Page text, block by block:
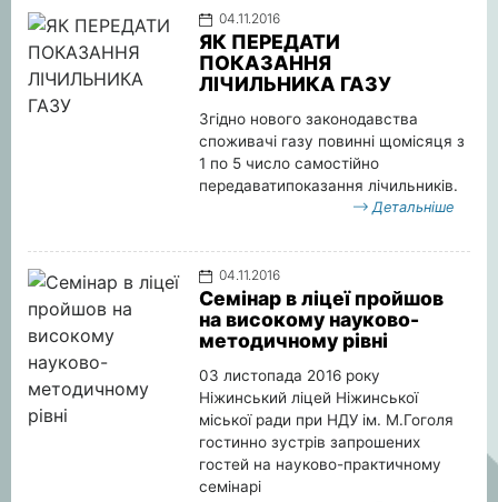
04.11.2016
ЯК ПЕРЕДАТИ
ПОКАЗАННЯ
ЛІЧИЛЬНИКА ГАЗУ
Згідно нового законодавства
споживачі газу повинні щомісяця з
1 по 5 число самостійно
передаватипоказання лічильників.
Детальніше
04.11.2016
Семінар в ліцеї пройшов
на високому науково-
методичному рівні
03 листопада 2016 року
Ніжинський ліцей Ніжинської
міської ради при НДУ ім. М.Гоголя
гостинно зустрів запрошених
гостей на науково-практичному
семінарі